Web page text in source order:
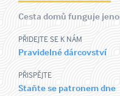
Cesta domů funguje
PŘIDEJTE SE K NÁM
Pravidelné dárcovství
PŘISPĚJTE
Staňte se patronem dne